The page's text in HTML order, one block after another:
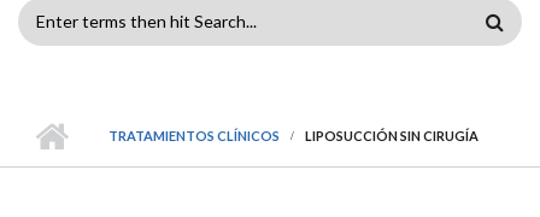
FORMULARIO
BÚSQUEDA
TRATAMIENTOS CLÍNICOS LIPOSUCCIÓN SIN CIRUGÍA